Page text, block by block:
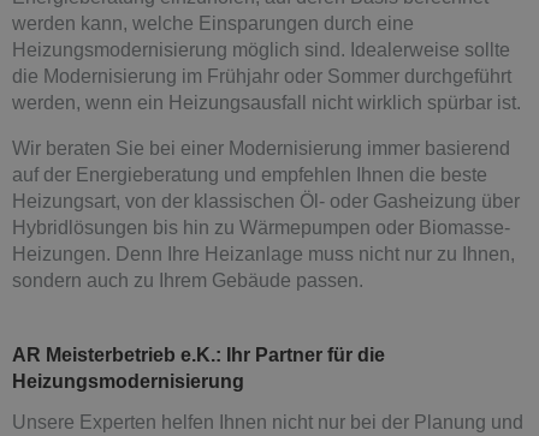
werden kann, welche Einsparungen durch eine
Heizungsmodernisierung möglich sind. Idealerweise sollte
die Modernisierung im Frühjahr oder Sommer durchgeführt
werden, wenn ein Heizungsausfall nicht wirklich spürbar ist.
Wir beraten Sie bei einer Modernisierung immer basierend
auf der Energieberatung und empfehlen Ihnen die beste
Heizungsart, von der klassischen Öl- oder Gasheizung über
Hybridlösungen bis hin zu Wärmepumpen oder Biomasse-
Heizungen. Denn Ihre Heizanlage muss nicht nur zu Ihnen,
sondern auch zu Ihrem Gebäude passen.
AR Meisterbetrieb e.K.: Ihr Partner für die
Heizungsmodernisierung
Unsere Experten helfen Ihnen nicht nur bei der Planung und